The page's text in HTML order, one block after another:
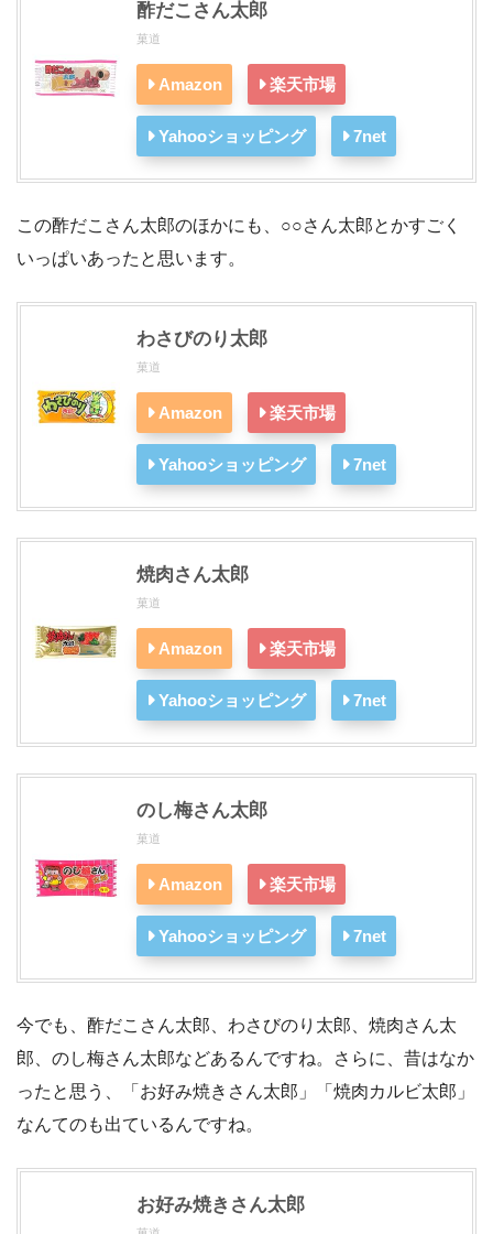
酢だこさん太郎
菓道
Amazon 楽天市場
Yahooショッピング 7net
この酢だこさん太郎のほかにも、○○さん太郎とかすごく
いっぱいあったと思います。
わさびのり太郎
菓道
Amazon 楽天市場
Yahooショッピング 7net
焼肉さん太郎
菓道
Amazon 楽天市場
Yahooショッピング 7net
のし梅さん太郎
菓道
Amazon 楽天市場
Yahooショッピング 7net
今でも、酢だこさん太郎、わさびのり太郎、焼肉さん太
郎、のし梅さん太郎などあるんですね。さらに、昔はなか
ったと思う、「お好み焼きさん太郎」「焼肉カルビ太郎」
なんてのも出ているんですね。
お好み焼きさん太郎